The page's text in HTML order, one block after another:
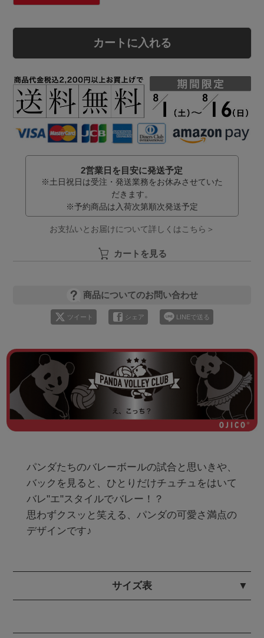
カートに入れる
2営業日を目安に発送予定
※土日祝日は受注・発送業務をお休みさせていた
だきます。
※予約商品は入荷次第順次発送予定
お支払いとお届けについて詳しくはこちら＞
カートを見る
商品についてのお問い合わせ
ツイート シェア LINEで送る
パンダたちのバレーボールの試合と思いきや、
バックを見ると、ひとりだけチュチュをはいて
バレ"エ"スタイルでバレー！？
思わずクスッと笑える、パンダの可愛さ満点の
デザインです♪
サイズ表